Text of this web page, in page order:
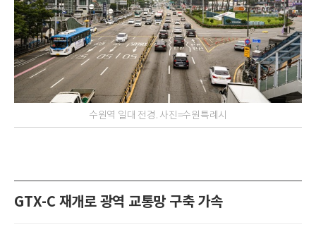
수원역 일대 전경. 사진=수원특례시
GTX-C 재개로 광역 교통망 구축 가속